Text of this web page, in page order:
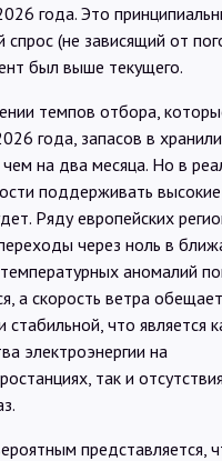
года. Это
спрос (не зависящий от
был выше текущего.
темпов отбора,
года, запасов в
на два месяца. Но в
поддерживать
Ряду европейских
через ноль в
аномалий
а скорость ветра
стабильной, что является
электроэнергии на
так и
представляется,